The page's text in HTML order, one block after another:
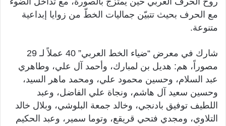
مع الحرف بحيث تتبيّن جماليات الخطّ من زوايا إبداعية
متنوعة.
شارك في معرض “ضياء الخط العربي” 40 عملاً لـ 29
مصوراً، هم: هديل بن لمبارك، وأحمد آل علي، وطاهري
عبد السلام، وحسين محمود علي، ومحمد ماهر السيد،
وحسين سعيد آل هاشم، ونجاة علي الفاضل، وعبد
اللطيف توفيق بادنجي، وخالد جمعة البلوشي، وبلال خالد
التلاوي، ومجدي فتحي قريقع، وتوما سمير، وعبد الحكيم